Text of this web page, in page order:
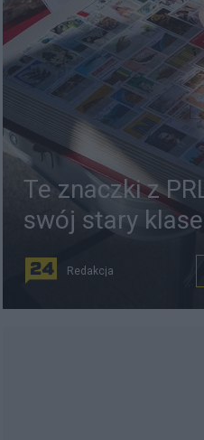
Te znaczki z
swój stary
Redakcja